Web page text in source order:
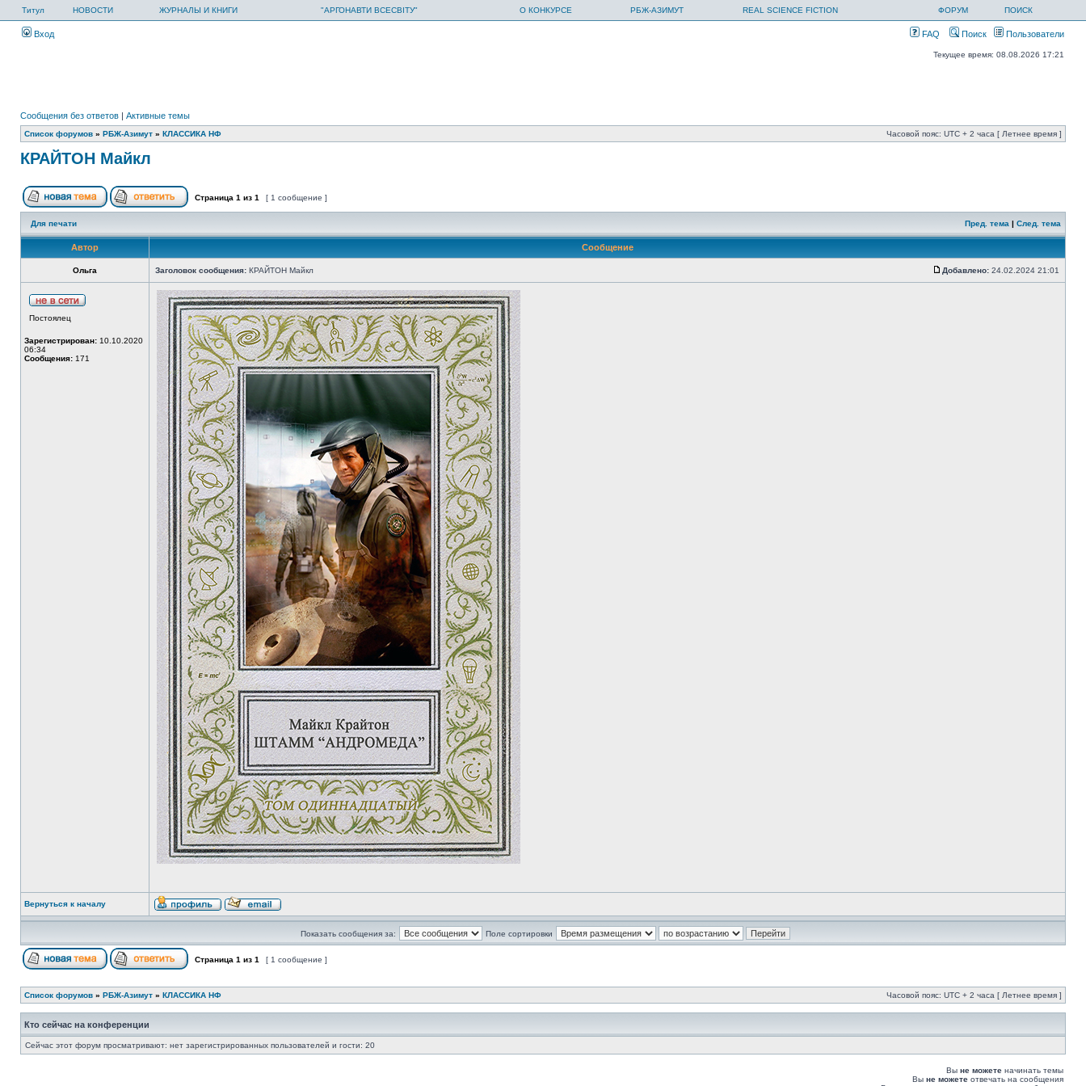
Титул НОВОСТИ ЖУРНАЛЫ И КНИГИ "АРГОНАВТИ ВСЕСВІТУ" О КОНКУРСЕ РБЖ-АЗИМУТ REAL SCIENCE FICTION ФОРУМ ПОИСК
Вход FAQ Поиск Пользователи
Текущее время: 08.08.2026 17:21
Сообщения без ответов | Активные темы
Список форумов » РБЖ-Азимут » КЛАССИКА НФ Часовой пояс: UTC + 2 часа [ Летнее время ]
КРАЙТОН Майкл
Страница 1 из 1 [ 1 сообщение ]
Для печати Пред. тема | След. тема
Автор Сообщение
Ольга Заголовок сообщения: КРАЙТОН Майкл Добавлено: 24.02.2024 21:01
Постоялец
Зарегистрирован: 10.10.2020
06:34
Сообщения: 171
Вернуться к началу
Показать сообщения за: Поле сортировки
Страница 1 из 1 [ 1 сообщение ]
Список форумов » РБЖ-Азимут » КЛАССИКА НФ Часовой пояс: UTC + 2 часа [ Летнее время ]
Кто сейчас на конференции
Сейчас этот форум просматривают: нет зарегистрированных пользователей и гости: 20
Вы не можете начинать темы
Вы не можете отвечать на сообщения